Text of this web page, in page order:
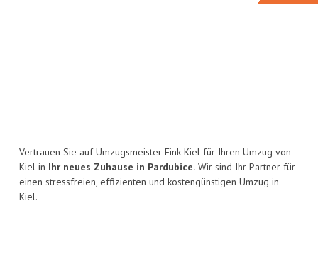
Vertrauen Sie auf Umzugsmeister Fink Kiel für Ihren Umzug von
Kiel in Ihr neues Zuhause in Pardubice. Wir sind Ihr Partner für
einen stressfreien, effizienten und kostengünstigen Umzug in
Kiel.